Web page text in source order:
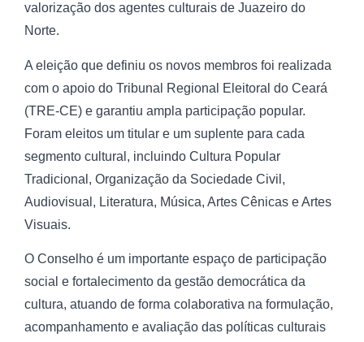
valorização dos agentes culturais de Juazeiro do
Norte.
A eleição que definiu os novos membros foi realizada
com o apoio do Tribunal Regional Eleitoral do Ceará
(TRE-CE) e garantiu ampla participação popular.
Foram eleitos um titular e um suplente para cada
segmento cultural, incluindo Cultura Popular
Tradicional, Organização da Sociedade Civil,
Audiovisual, Literatura, Música, Artes Cênicas e Artes
Visuais.
O Conselho é um importante espaço de participação
social e fortalecimento da gestão democrática da
cultura, atuando de forma colaborativa na formulação,
acompanhamento e avaliação das políticas culturais